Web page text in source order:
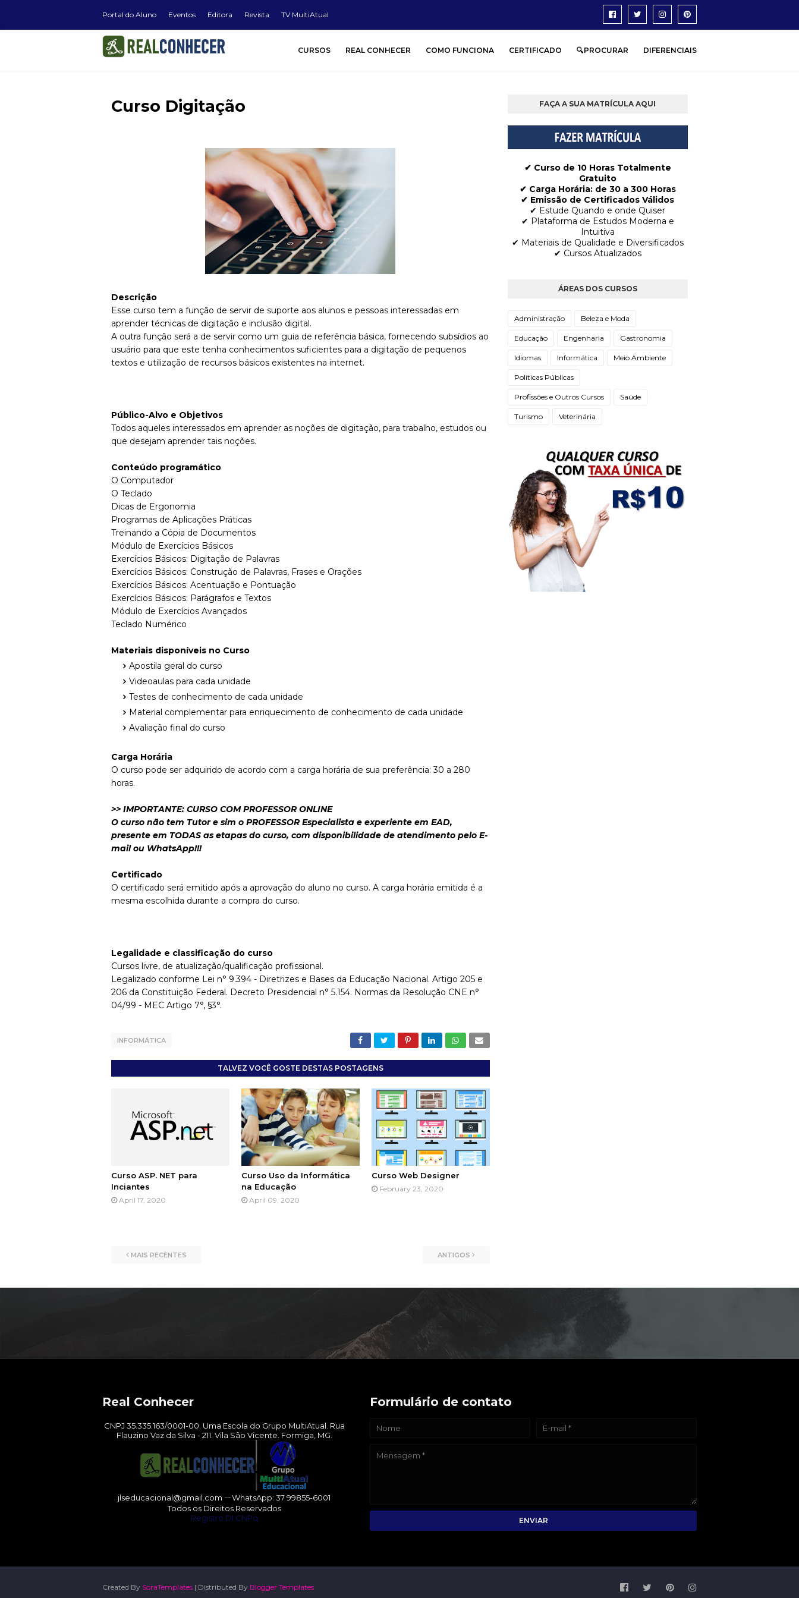
Portal do Aluno Eventos Editora Revista TV MultiAtual
CURSOS REAL CONHECER COMO FUNCIONA CERTIFICADO 🔍PROCURAR DIFERENCIAIS
Curso Digitação
Descrição
Esse curso tem a função de servir de suporte aos alunos e pessoas interessadas em
aprender técnicas de digitação e inclusão digital.
A outra função será a de servir como um guia de referência básica, fornecendo subsídios ao
usuário para que este tenha conhecimentos suficientes para a digitação de pequenos
textos e utilização de recursos básicos existentes na internet.
Público-Alvo e Objetivos
Todos aqueles interessados em aprender as noções de digitação, para trabalho, estudos ou
que desejam aprender tais noções.
Conteúdo programático
O Computador
O Teclado
Dicas de Ergonomia
Programas de Aplicações Práticas
Treinando a Cópia de Documentos
Módulo de Exercícios Básicos
Exercícios Básicos: Digitação de Palavras
Exercícios Básicos: Construção de Palavras, Frases e Orações
Exercícios Básicos: Acentuação e Pontuação
Exercícios Básicos: Parágrafos e Textos
Módulo de Exercícios Avançados
Teclado Numérico
Materiais disponíveis no Curso
Apostila geral do curso
Videoaulas para cada unidade
Testes de conhecimento de cada unidade
Material complementar para enriquecimento de conhecimento de cada unidade
Avaliação final do curso
Carga Horária
O curso pode ser adquirido de acordo com a carga horária de sua preferência: 30 a 280
horas.
>> IMPORTANTE: CURSO COM PROFESSOR ONLINE
O curso não tem Tutor e sim o PROFESSOR Especialista e experiente em EAD,
presente em TODAS as etapas do curso, com disponibilidade de atendimento pelo E-
mail ou WhatsApp!!!
Certificado
O certificado será emitido após a aprovação do aluno no curso. A carga horária emitida é a
mesma escolhida durante a compra do curso.
Legalidade e classificação do curso
Cursos livre, de atualização/qualificação profissional.
Legalizado conforme Lei n° 9.394 - Diretrizes e Bases da Educação Nacional. Artigo 205 e
206 da Constituição Federal. Decreto Presidencial n° 5.154. Normas da Resolução CNE n°
04/99 - MEC Artigo 7°, §3°.
INFORMÁTICA
TALVEZ VOCÊ GOSTE DESTAS POSTAGENS
Curso ASP. NET para
Inciantes
April 17, 2020
Curso Uso da Informática
na Educação
April 09, 2020
Curso Web Designer
February 23, 2020
MAIS RECENTES ANTIGOS
FAÇA A SUA MATRÍCULA AQUI
✔ Curso de 10 Horas Totalmente
Gratuito
✔ Carga Horária: de 30 a 300 Horas
✔ Emissão de Certificados Válidos
✔ Estude Quando e onde Quiser
✔ Plataforma de Estudos Moderna e
Intuitiva
✔ Materiais de Qualidade e Diversificados
✔ Cursos Atualizados
ÁREAS DOS CURSOS
Administração Beleza e Moda
Educação Engenharia Gastronomia
Idiomas Informática Meio Ambiente
Políticas Públicas
Profissões e Outros Cursos Saúde
Turismo Veterinária
Real Conhecer
CNPJ 35.335.163/0001-00. Uma Escola do Grupo MultiAtual. Rua
Flauzino Vaz da Silva - 211. Vila São Vicente. Formiga, MG.
jlseducacional@gmail.com ㄧWhatsApp: 37 99855-6001
Todos os Direitos Reservados
Registro DI CNPq
Formulário de contato
Created By SoraTemplates | Distributed By Blogger Templates